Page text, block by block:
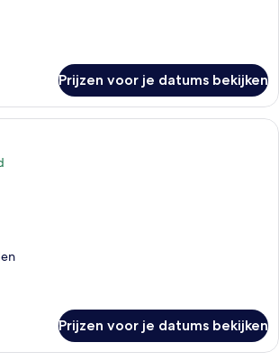
Prijzen voor je datums bekijken
Een hotelkamer met een
Prijzen voor je datums bekijken